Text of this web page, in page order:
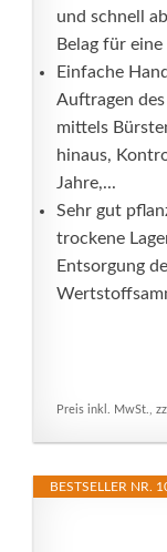
und schnell
Belag für eine
Einfache
Auftragen
mittels
hinaus,
Jahre,...
Sehr gut
trockene
Entsorgung
Preis inkl. MwSt.,
BESTSELLER NR.